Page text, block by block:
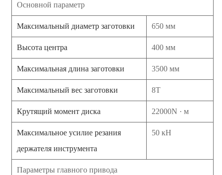
Основной параметр
Максимальный диаметр заготовки 650 мм
Высота центра 400 мм
Максимальная длина заготовки 3500 мм
Максимальный вес заготовки 8T
Крутящий момент диска 22000N · м
Максимальное усилие резания
держателя инструмента
50 кН
Параметры главного привода